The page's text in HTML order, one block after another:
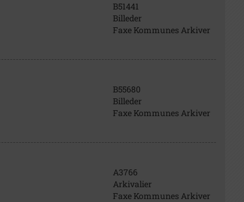
B51441
Billeder
Faxe Kommunes Arkiver
B55680
Billeder
Faxe Kommunes Arkiver
A3766
Arkivalier
Faxe Kommunes Arkiver